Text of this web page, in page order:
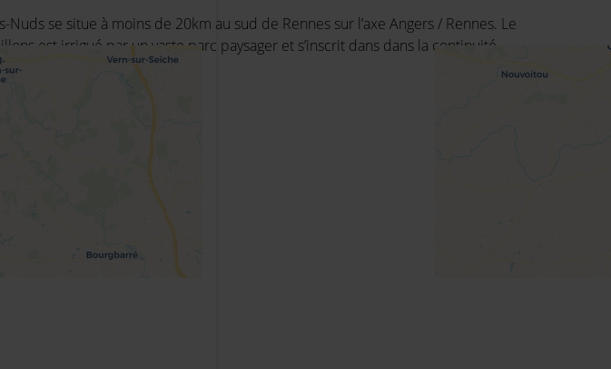
Nuds se situe à moins de 20km au sud de Rennes sur l’axe Angers / Rennes. Le
est irrigué par un vaste parc paysager et s’inscrit dans dans la continuité